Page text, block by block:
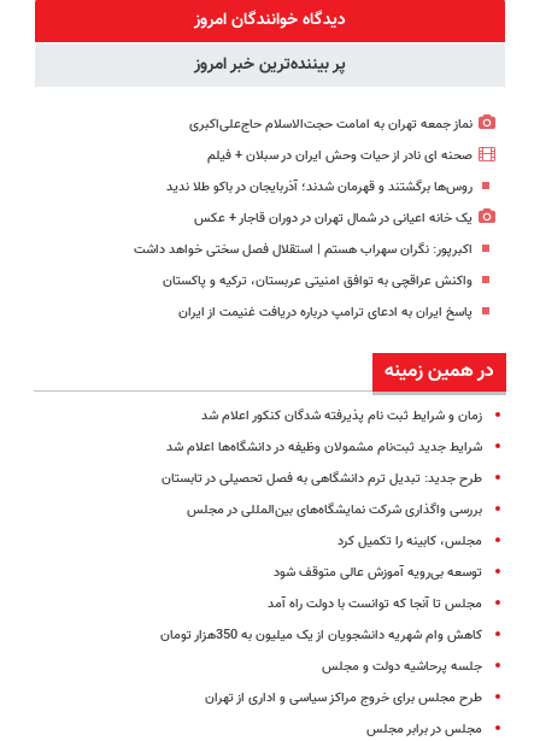
دیدگاه خوانندگان امروز
پر بیننده‌ترین خبر امروز
نماز جمعه تهران به امامت حجت‌الاسلام حاج‌علی‌اکبری
صحنه ای نادر از حیات وحش ایران در سبلان + فیلم
روس‌ها برگشتند و قهرمان شدند؛ آذربایجان در باکو طلا ندید
یک خانه اعیانی در شمال تهران در دوران قاجار + عکس
اکبرپور: نگران سهراب هستم | استقلال فصل سختی خواهد داشت
واکنش عراقچی به توافق امنیتی عربستان، ترکیه و پاکستان
پاسخ ایران به ادعای ترامپ درباره دریافت غنیمت از ایران
در همین زمینه
زمان و شرایط ثبت نام پذیرفته شدگان کنکور اعلام شد
شرایط جدید ثبت‌نام مشمولان وظیفه در دانشگاه‌ها اعلام شد
طرح جدید: تبدیل ترم دانشگاهی به فصل تحصیلی در تابستان
بررسی واگذاری شرکت نمایشگاه‌های بین‌المللی در مجلس
مجلس، کابینه را تکمیل کرد
توسعه بی‌رویه آموزش عالی متوقف شود
مجلس تا آنجا که توانست با دولت راه آمد
کاهش وام شهریه دانشجویان از یک میلیون به 350هزار تومان
جلسه پرحاشیه دولت و مجلس
طرح مجلس برای خروج مراکز سیاسی و اداری از تهران
مجلس در برابر مجلس